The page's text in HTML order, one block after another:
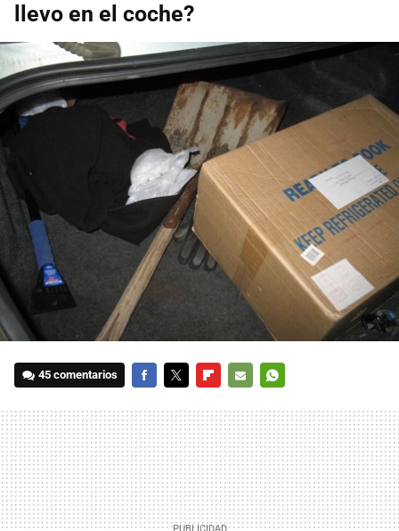
llevo en el coche?
45 comentarios
MAIL